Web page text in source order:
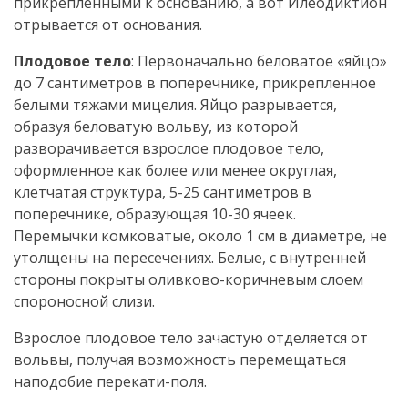
отрывается от основания.
Плодовое тело: Первоначально беловатое «яйцо»
до 7 сантиметров в поперечнике, прикрепленное
белыми тяжами мицелия. Яйцо разрывается,
образуя беловатую вольву, из которой
разворачивается взрослое плодовое тело,
оформленное как более или менее округлая,
клетчатая структура, 5-25 сантиметров в
поперечнике, образующая 10-30 ячеек.
Перемычки комковатые, около 1 см в диаметре, не
утолщены на пересечениях. Белые, с внутренней
стороны покрыты оливково-коричневым слоем
спороносной слизи.
Взрослое плодовое тело зачастую отделяется от
вольвы, получая возможность перемещаться
наподобие перекати-поля.